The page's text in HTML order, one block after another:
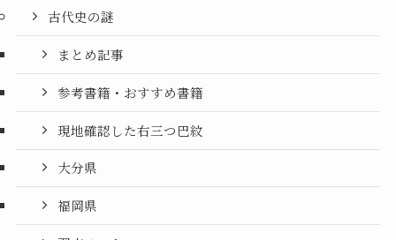
古代史の謎
まとめ記事
参考書籍・おすすめ書籍
現地確認した右三つ巴紋
大分県
福岡県